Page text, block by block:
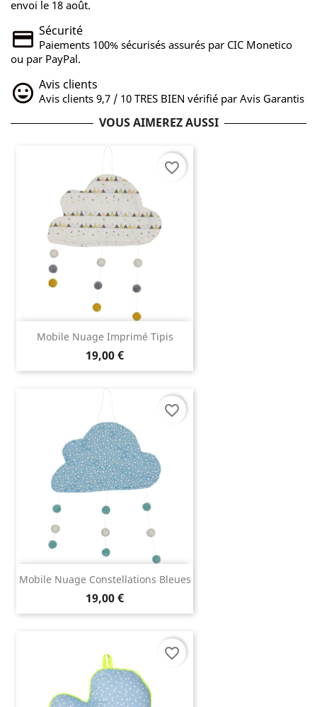
envoi le 18 août.
Sécurité
Paiements 100% sécurisés assurés par CIC Monetico
ou par PayPal.
Avis clients
Avis clients 9,7 / 10 TRES BIEN vérifié par Avis Garantis
VOUS AIMEREZ AUSSI
Mobile Nuage Imprimé Tipis
19,00 €
favorite_border
Mobile Nuage Constellations Bleues
19,00 €
favorite_border
favorite_border